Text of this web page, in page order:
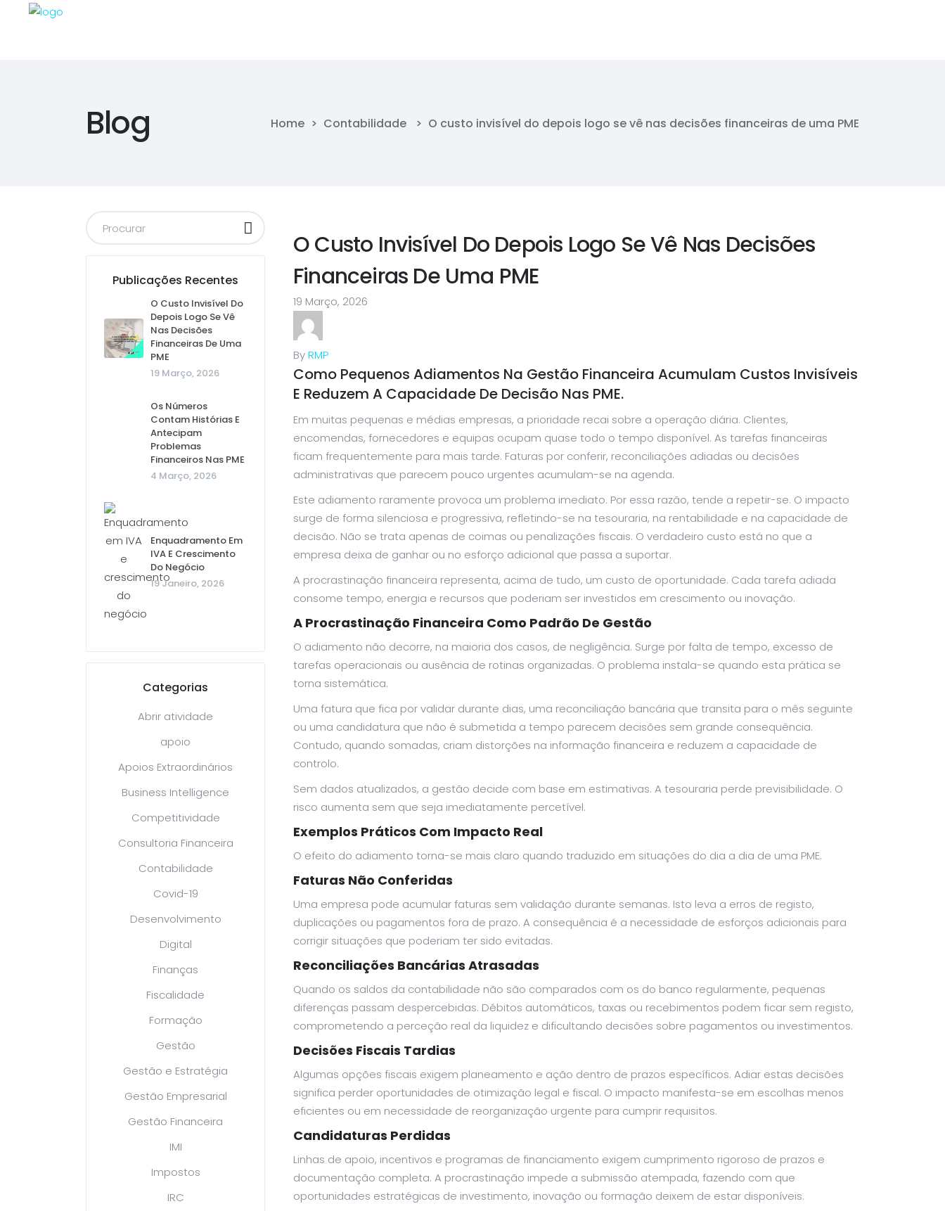
Blog Home > Contabilidade > O custo invisível do depois logo se vê nas decisões financeiras de uma PME
Publicações Recentes
O Custo Invisível Do
Depois Logo Se Vê
Nas Decisões
Financeiras De Uma
PME
19 Março, 2026
Os Números
Contam Histórias E
Antecipam
Problemas
Financeiros Nas PME
4 Março, 2026
Enquadramento Em
IVA E Crescimento
Do Negócio
19 Janeiro, 2026
Categorias
Abrir atividade
apoio
Apoios Extraordinários
Business Intelligence
Competitividade
Consultoria Financeira
Contabilidade
Covid-19
Desenvolvimento
Digital
Finanças
Fiscalidade
Formação
Gestão
Gestão e Estratégia
Gestão Empresarial
Gestão Financeira
IMI
Impostos
IRC
O Custo Invisível Do Depois Logo Se Vê Nas Decisões
Financeiras De Uma PME
19 Março, 2026
ByRMP
Como Pequenos Adiamentos Na Gestão Financeira Acumulam Custos Invisíveis
E Reduzem A Capacidade De Decisão Nas PME.
Em muitas pequenas e médias empresas, a prioridade recai sobre a operação diária. Clientes,
encomendas, fornecedores e equipas ocupam quase todo o tempo disponível. As tarefas financeiras
ficam frequentemente para mais tarde. Faturas por conferir, reconciliações adiadas ou decisões
administrativas que parecem pouco urgentes acumulam-se na agenda.
Este adiamento raramente provoca um problema imediato. Por essa razão, tende a repetir-se. O impacto
surge de forma silenciosa e progressiva, refletindo-se na tesouraria, na rentabilidade e na capacidade de
decisão. Não se trata apenas de coimas ou penalizações fiscais. O verdadeiro custo está no que a
empresa deixa de ganhar ou no esforço adicional que passa a suportar.
A procrastinação financeira representa, acima de tudo, um custo de oportunidade. Cada tarefa adiada
consome tempo, energia e recursos que poderiam ser investidos em crescimento ou inovação.
A Procrastinação Financeira Como Padrão De Gestão
O adiamento não decorre, na maioria dos casos, de negligência. Surge por falta de tempo, excesso de
tarefas operacionais ou ausência de rotinas organizadas. O problema instala-se quando esta prática se
torna sistemática.
Uma fatura que fica por validar durante dias, uma reconciliação bancária que transita para o mês seguinte
ou uma candidatura que não é submetida a tempo parecem decisões sem grande consequência.
Contudo, quando somadas, criam distorções na informação financeira e reduzem a capacidade de
controlo.
Sem dados atualizados, a gestão decide com base em estimativas. A tesouraria perde previsibilidade. O
risco aumenta sem que seja imediatamente percetível.
Exemplos Práticos Com Impacto Real
O efeito do adiamento torna-se mais claro quando traduzido em situações do dia a dia de uma PME.
Faturas Não Conferidas
Uma empresa pode acumular faturas sem validação durante semanas. Isto leva a erros de registo,
duplicações ou pagamentos fora de prazo. A consequência é a necessidade de esforços adicionais para
corrigir situações que poderiam ter sido evitadas.
Reconciliações Bancárias Atrasadas
Quando os saldos da contabilidade não são comparados com os do banco regularmente, pequenas
diferenças passam despercebidas. Débitos automáticos, taxas ou recebimentos podem ficar sem registo,
comprometendo a perceção real da liquidez e dificultando decisões sobre pagamentos ou investimentos.
Decisões Fiscais Tardias
Algumas opções fiscais exigem planeamento e ação dentro de prazos específicos. Adiar estas decisões
significa perder oportunidades de otimização legal e fiscal. O impacto manifesta-se em escolhas menos
eficientes ou em necessidade de reorganização urgente para cumprir requisitos.
Candidaturas Perdidas
Linhas de apoio, incentivos e programas de financiamento exigem cumprimento rigoroso de prazos e
documentação completa. A procrastinação impede a submissão atempada, fazendo com que
oportunidades estratégicas de investimento, inovação ou formação deixem de estar disponíveis.